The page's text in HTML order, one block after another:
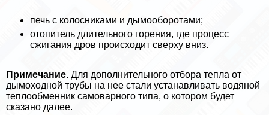
печь с колосниками и дымооборотами;
отопитель длительного горения, где процесс
сжигания дров происходит сверху вниз.
Примечание. Для дополнительного отбора тепла от
дымоходной трубы на нее стали устанавливать водяной
теплообменник самоварного типа, о котором будет
сказано далее.